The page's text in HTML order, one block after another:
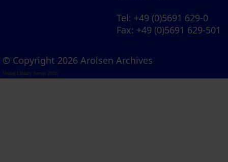
Tel: +49 (0)5691 629-0
Fax: +49 (0)5691 629-501
© Copyright 2026 Arolsen Archives
Visual Library Server 2026